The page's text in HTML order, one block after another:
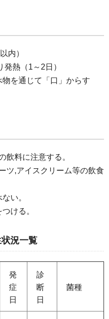
内）
熱（1～2日）
を通じて「口」からす
飲料に注意する。
ツ,アイスクリーム等の飲食
い。
ける。
況一覧
発
症
日
診
断
日
菌種